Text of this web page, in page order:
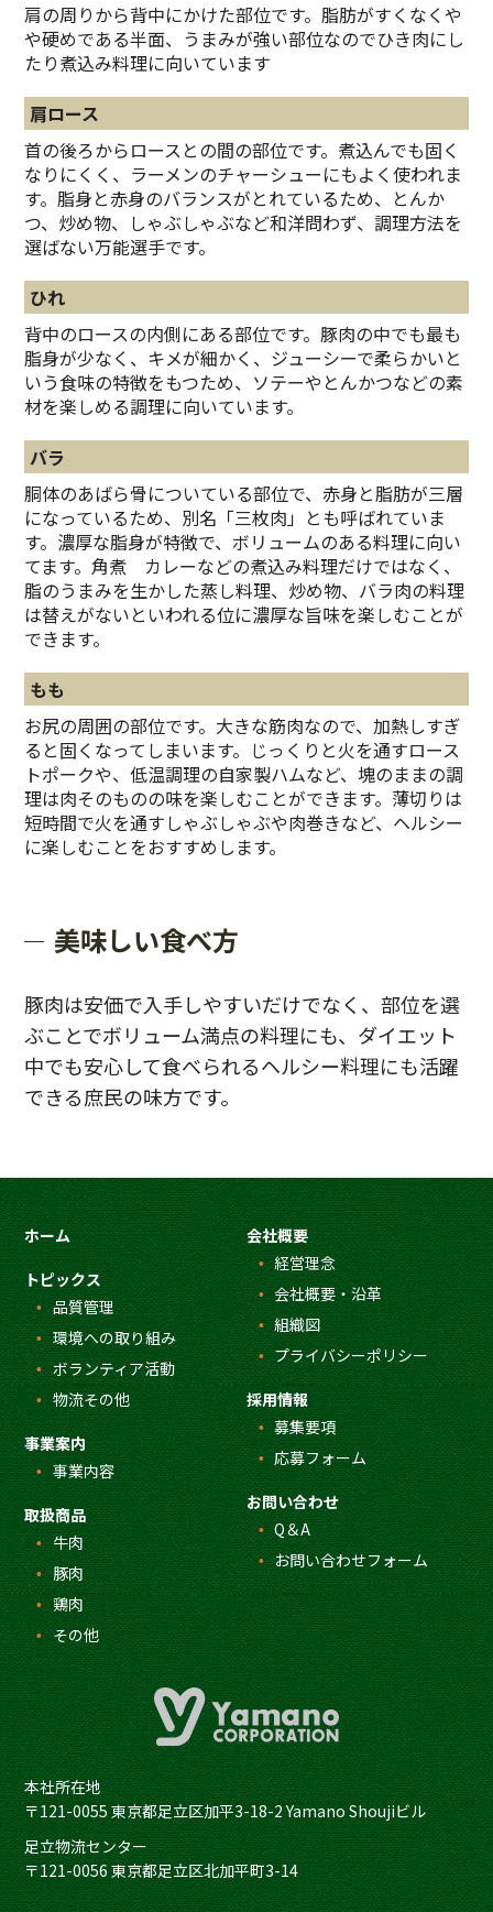
肩の周りから背中にかけた部位です。脂肪がすくなくや
や硬めである半面、うまみが強い部位なのでひき肉にし
たり煮込み料理に向いています
肩ロース
首の後ろからロースとの間の部位です。煮込んでも固く
なりにくく、ラーメンのチャーシューにもよく使われま
す。脂身と赤身のバランスがとれているため、とんか
つ、炒め物、しゃぶしゃぶなど和洋問わず、調理方法を
選ばない万能選手です。
ひれ
背中のロースの内側にある部位です。豚肉の中でも最も
脂身が少なく、キメが細かく、ジューシーで柔らかいと
いう食味の特徴をもつため、ソテーやとんかつなどの素
材を楽しめる調理に向いています。
バラ
胴体のあばら骨についている部位で、赤身と脂肪が三層
になっているため、別名「三枚肉」とも呼ばれていま
す。濃厚な脂身が特徴で、ボリュームのある料理に向い
てます。角煮 カレーなどの煮込み料理だけではなく、
脂のうまみを生かした蒸し料理、炒め物、バラ肉の料理
は替えがないといわれる位に濃厚な旨味を楽しむことが
できます。
もも
お尻の周囲の部位です。大きな筋肉なので、加熱しすぎ
ると固くなってしまいます。じっくりと火を通すロース
トポークや、低温調理の自家製ハムなど、塊のままの調
理は肉そのものの味を楽しむことができます。薄切りは
短時間で火を通すしゃぶしゃぶや肉巻きなど、ヘルシー
に楽しむことをおすすめします。
美味しい食べ方
豚肉は安価で入手しやすいだけでなく、部位を選
ぶことでボリューム満点の料理にも、ダイエット
中でも安心して食べられるヘルシー料理にも活躍
できる庶民の味方です。
ホーム
トピックス
品質管理
環境への取り組み
ボランティア活動
物流その他
事業案内
事業内容
取扱商品
牛肉
豚肉
鶏肉
その他
会社概要
経営理念
会社概要・沿革
組織図
プライバシーポリシー
採用情報
募集要項
応募フォーム
お問い合わせ
Q＆A
お問い合わせフォーム
本社所在地
〒121-0055 東京都足立区加平3-18-2 Yamano Shoujiビル
足立物流センター
〒121-0056 東京都足立区北加平町3-14